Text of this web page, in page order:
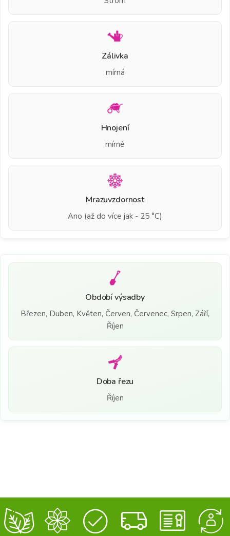
Zálivka
mírná
Hnojení
mírné
Mrazuvzdornost
Ano (až do více jak - 25 °C)
Období výsadby
Březen, Duben, Květen, Červen, Červenec, Srpen, Září,
Říjen
Doba řezu
Říjen